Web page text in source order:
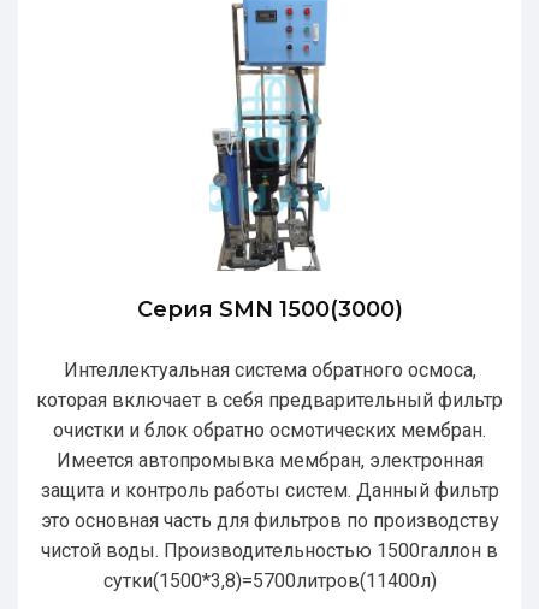
Серия SMN 1500(3000)
Интеллектуальная система обратного осмоса,
которая включает в себя предварительный фильтр
очистки и блок обратно осмотических мембран.
Имеется автопромывка мембран, электронная
защита и контроль работы систем. Данный фильтр
это основная часть для фильтров по производству
чистой воды. Производительностью 1500галлон в
сутки(1500*3,8)=5700литров(11400л)